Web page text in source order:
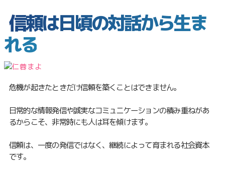
信頼は日頃の対話から生ま
れる
危機が起きたときだけ信頼を築くことはできません。
日常的な情報発信や誠実なコミュニケーションの積み重ねがあ
るからこそ、非常時にも人は耳を傾けます。
信頼は、一度の発信ではなく、継続によって育まれる社会資本
です。